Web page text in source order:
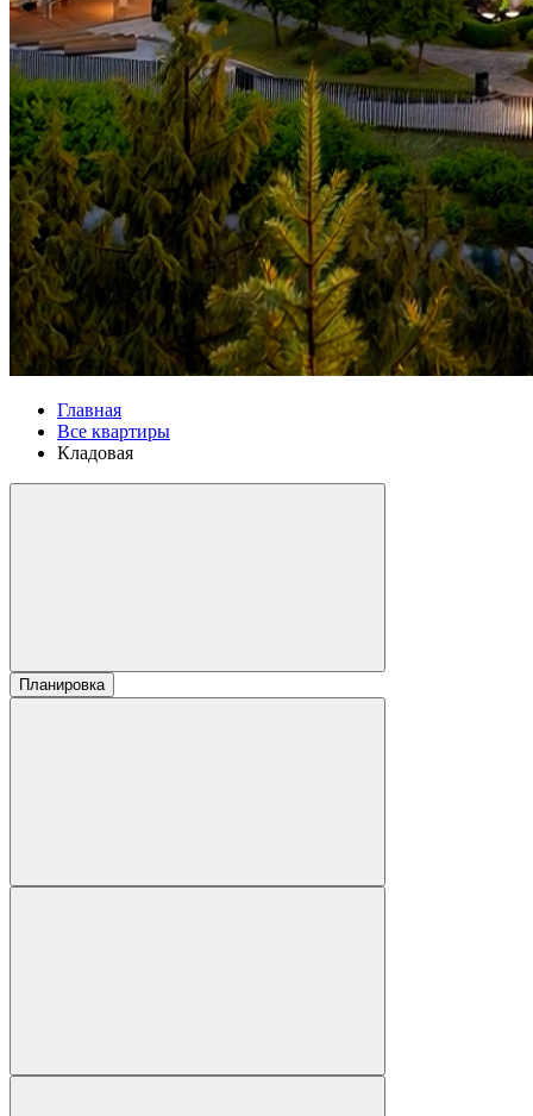
Главная
Все квартиры
Кладовая
Планировка